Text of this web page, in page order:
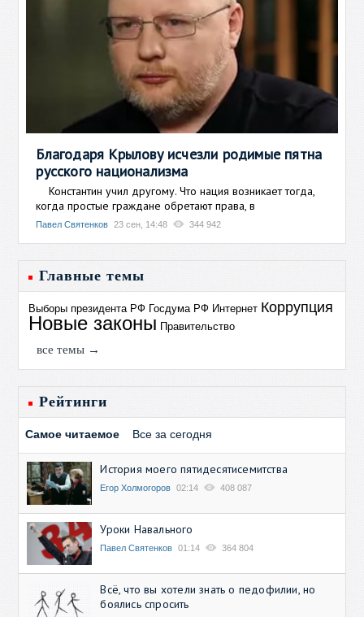
Благодаря Крылову исчезли родимые пятна
русского национализма
Константин учил другому. Что нация возникает тогда,
когда простые граждане обретают права, в
Павел Святенков 23 сен, 14:48 344 942
Главные темы
Выборы президента РФ Госдума РФ Интернет Коррупция
Новые законы Правительство
все темы →
Рейтинги
Самое читаемое Все за сегодня
История моего пятидесятисемитства
Егор Холмогоров 02:14 408 087
Уроки Навального
Павел Святенков 01:14 364 804
Всё, что вы хотели знать о педофилии, но
боялись спросить